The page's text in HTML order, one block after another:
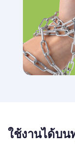
ใช้งานได้บ